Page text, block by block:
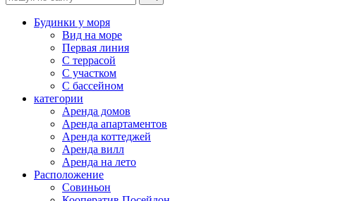
Будинки у моря
Вид на море
Первая линия
С террасой
С участком
С бассейном
категории
Аренда домов
Аренда апартаментов
Аренда коттеджей
Аренда вилл
Аренда на лето
Расположение
Совиньон